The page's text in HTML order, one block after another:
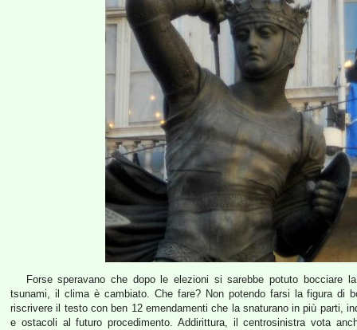
Forse speravano che dopo le elezioni si sarebbe potuto bocciare
tsunami, il clima è cambiato. Che fare? Non potendo farsi la figura di
riscrivere il testo con ben 12 emendamenti che la snaturano in più parti,
e ostacoli al futuro procedimento. Addirittura, il centrosinistra vota